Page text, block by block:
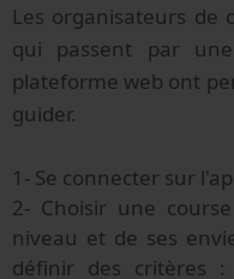
Les organisateurs de
qui passent par
plateforme web ont
guider.
1- Se connecter sur
2- Choisir une
niveau et de ses
définir des critères :